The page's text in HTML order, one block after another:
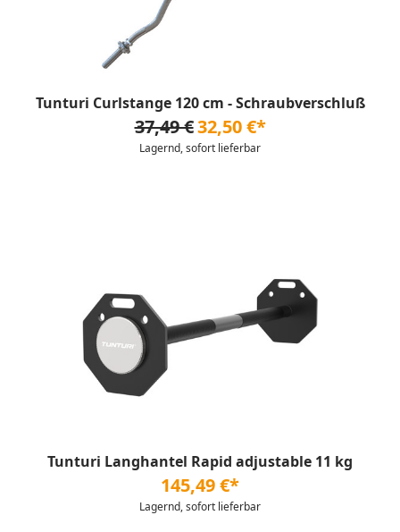
Tunturi Curlstange 120 cm - Schraubverschluß
37,49 €32,50 €*
Lagernd, sofort lieferbar
Tunturi Langhantel Rapid adjustable 11 kg
145,49 €*
Lagernd, sofort lieferbar